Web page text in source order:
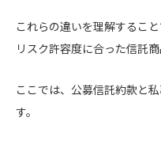
これらの違いを理解するこ
リスク許容度に合った信託商
ここでは、公募信託約款と
す。